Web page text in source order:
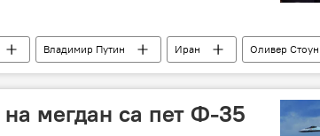
Владимир Путин Иран
Оливер Стоун
мегдан са пет Ф-35